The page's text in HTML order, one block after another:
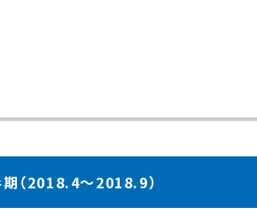
（2018.4～2018.9）